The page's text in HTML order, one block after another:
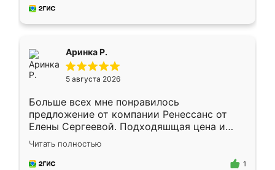
за день, ребята работали аккуратно, даже
Аринка Р.
5 августа 2026
Больше всех мне понравилось
предложение от компании Ренессанс от
Елены Сергеевой. Подходяшщая цена и
короткие сроки изготовления. Приехавший
для замера сотрудник Владислав
предложил по моему эскизу самый
Читать полностью
1